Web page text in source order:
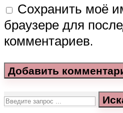
Сохранить моё
браузере для
комментариев.